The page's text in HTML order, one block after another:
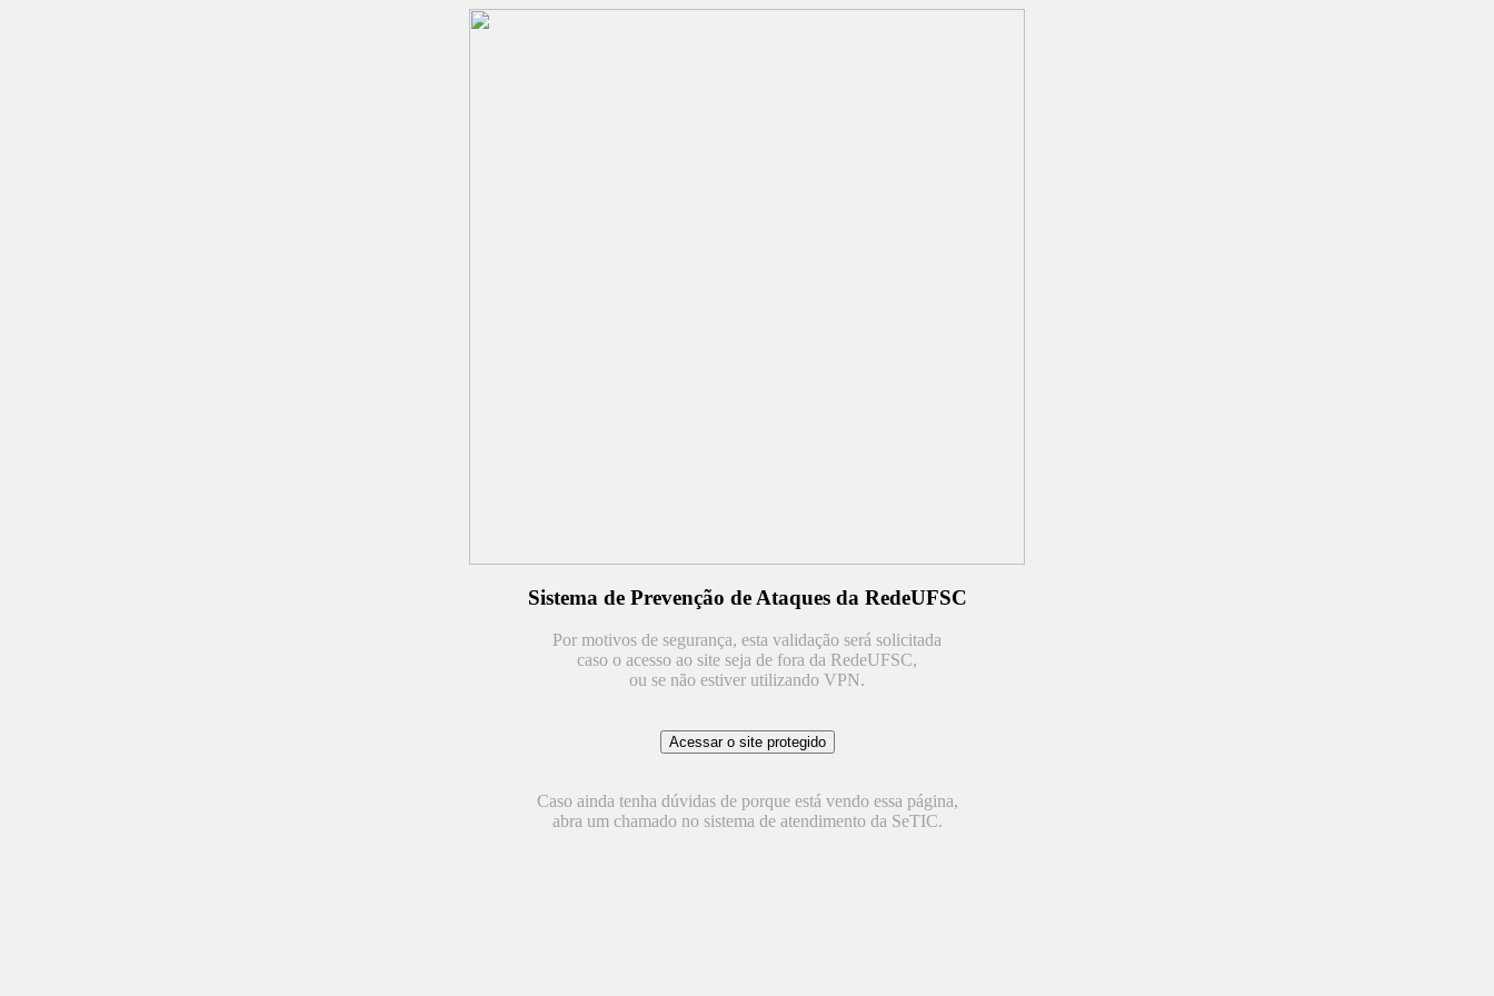
Sistema de Prevenção de Ataques da RedeUFSC
Por motivos de segurança, esta validação será solicitada
caso o acesso ao site seja de fora da RedeUFSC,
ou se não estiver utilizando VPN.
Caso ainda tenha dúvidas de porque está vendo essa página,
abra um chamado no sistema de atendimento da SeTIC.